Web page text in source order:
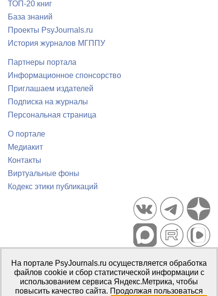
ТОП-20 книг
База знаний
Проекты PsyJournals.ru
История журналов МГППУ
Партнеры портала
Информационное спонсорство
Приглашаем издателей
Подписка на журналы
Персональная страница
О портале
Медиакит
Контакты
Виртуальные фоны
Кодекс этики публикаций
Портал психологических изданий PsyJournals.ru, 2007–2026
Правила использования материалов
Свидетельство регистрации СМИЭл № ФС77-66447 от 14 июля
2016 г.
На портале PsyJournals.ru осуществляется обработка
файлов cookie и сбор статистической информации с
использованием сервиса Яндекс.Метрика, чтобы
повысить качество сайта. Продолжая пользоваться